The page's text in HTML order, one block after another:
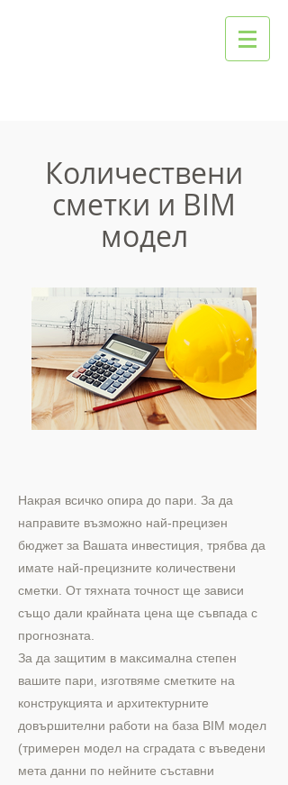
Количествени
сметки и BIM
модел
Накрая всичко опира до пари. За да
направите възможно най-прецизен
бюджет за Вашата инвестиция, трябва да
имате най-прецизните количествени
сметки. От тяхната точност ще зависи
също дали крайната цена ще съвпада с
прогнозната.
За да защитим в максимална степен
вашите пари, изготвяме сметките на
конструкцията и архитектурните
довършителни работи на база BIM модел
(тримерен модел на сградата с въведени
мета данни по нейните съставни